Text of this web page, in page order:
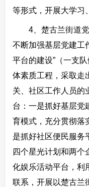
等形式，开展大学习
4、楚古兰街道党
不断加强基层党建工
平台的建设”（一支
体素质工程，采取走
关、社区工作人员的
台：一是抓好基层党
育模式，充分贯彻落
是抓好社区便民服务
四个星光计划和两个
化娱乐活动平台，利
联系，开展以楚古兰